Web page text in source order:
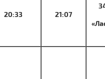
20:33 21:07